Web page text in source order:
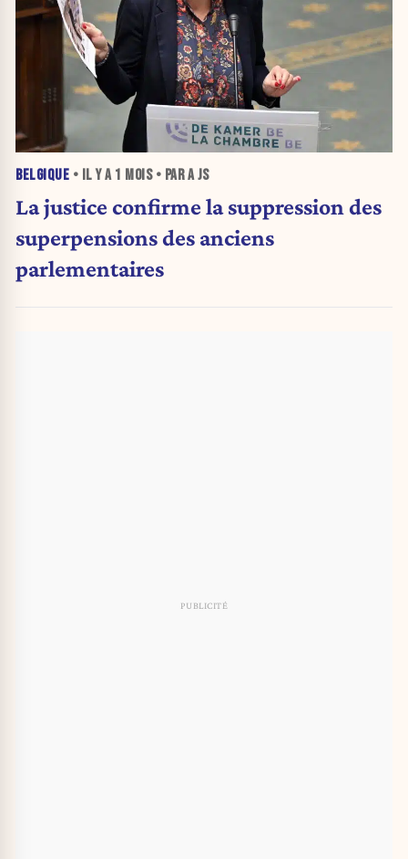
BELGIQUE • IL Y A 1 MOIS• PAR A JS
La justice confirme la suppression des
superpensions des anciens
parlementaires